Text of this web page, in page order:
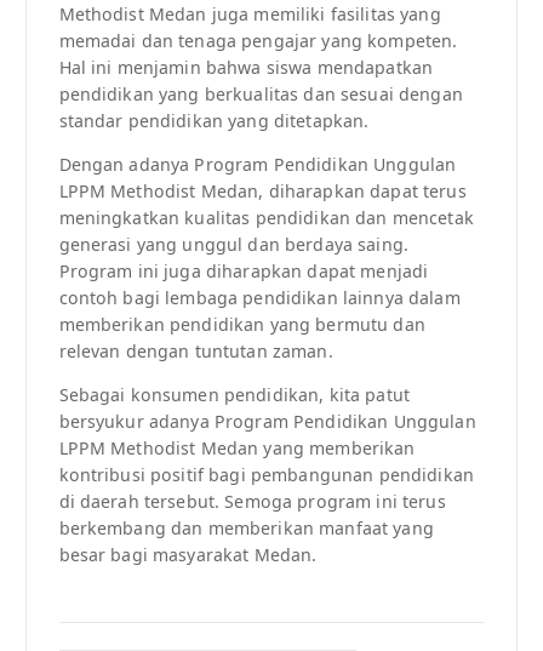
Methodist Medan juga memiliki fasilitas yang
memadai dan tenaga pengajar yang kompeten.
Hal ini menjamin bahwa siswa mendapatkan
pendidikan yang berkualitas dan sesuai dengan
standar pendidikan yang ditetapkan.
Dengan adanya Program Pendidikan Unggulan
LPPM Methodist Medan, diharapkan dapat terus
meningkatkan kualitas pendidikan dan mencetak
generasi yang unggul dan berdaya saing.
Program ini juga diharapkan dapat menjadi
contoh bagi lembaga pendidikan lainnya dalam
memberikan pendidikan yang bermutu dan
relevan dengan tuntutan zaman.
Sebagai konsumen pendidikan, kita patut
bersyukur adanya Program Pendidikan Unggulan
LPPM Methodist Medan yang memberikan
kontribusi positif bagi pembangunan pendidikan
di daerah tersebut. Semoga program ini terus
berkembang dan memberikan manfaat yang
besar bagi masyarakat Medan.